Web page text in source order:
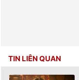
TIN LIÊN QUAN